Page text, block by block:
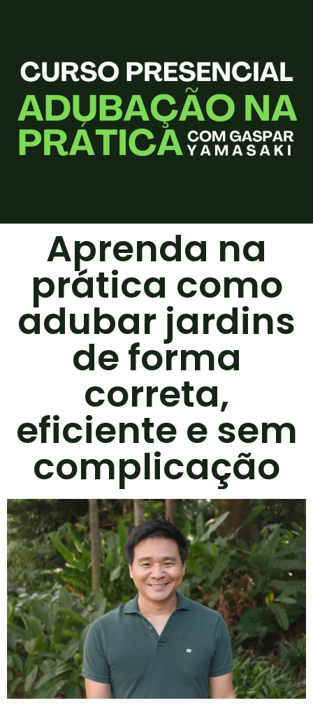
Aprenda na
prática como
adubar jardins
de forma
correta,
eficiente e sem
complicação